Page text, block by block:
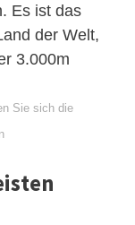
Es ist das
der Welt,
3.000m
Sie sich die